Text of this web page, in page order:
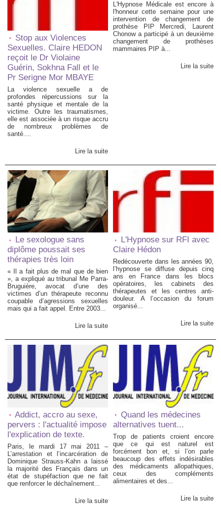
Stop aux Violences
Sexuelles. Claire HEDON
reçoit le Dr Violaine
Guérin, Sokhna Fall et le
Pr Serigne Mor MBAYE
La violence sexuelle a de
profondes répercussions sur la
santé physique et mentale de la
victime. Outre les traumatismes,
elle est associée à un risque accru
de nombreux problèmes de
santé....
Lire la suite
L'Hypnose Médicale est encore à
l'honneur cette semaine pour une
intervention de changement de
prothèse PIP Mercredi, Laurent
Chonow a participé à un deuxième
changement de prothèses
mammaires PIP à...
Lire la suite
Le sexologue sans
diplôme poussait ses
thérapies très loin
« Il a fait plus de mal que de bien
», a expliqué au tribunal Me Parra-
Bruguière, avocat d’une des
victimes d’un thérapeute reconnu
coupable d’agressions sexuelles
mais qui a fait appel. Entre 2003...
Lire la suite
L'Hypnose sur RFI avec
Claire Hédon
Redécouverte dans les années 90,
l’hypnose se diffuse depuis cinq
ans en France dans les blocs
opératoires, les cabinets des
thérapeutes et les centres anti-
douleur. A l’occasion du forum
organisé...
Lire la suite
Addict, accro au sexe,
pervers : l'actualité impose
l'explication de texte.
Paris, le mardi 17 mai 2011 –
L’arrestation et l’incarcération de
Dominique Strauss-Kahn a laissé
la majorité des Français dans un
état de stupéfaction que ne fait
que renforcer le déchaînement...
Lire la suite
Quand les médecines
alternatives tuent...
Trop de patients croient encore
que ce qui est naturel est
forcément bon et, si l’on parle
beaucoup des effets indésirables
des médicaments allopathiques,
ceux des compléments
alimentaires et des...
Lire la suite